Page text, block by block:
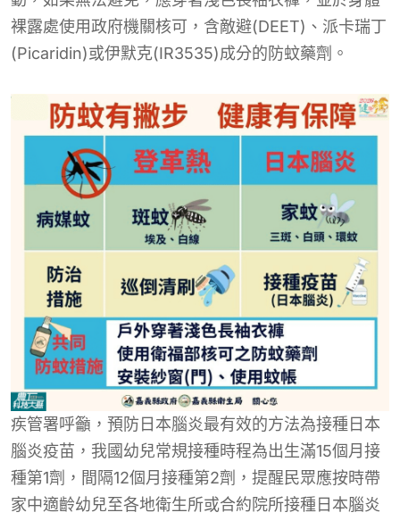
裸露處使用政府機關核可，含敵避(DEET)、派卡瑞丁
(Picaridin)或伊默克(IR3535)成分的防蚊藥劑。
疾管署呼籲，預防日本腦炎最有效的方法為接種日本
腦炎疫苗，我國幼兒常規接種時程為出生滿15個月接
種第1劑，間隔12個月接種第2劑，提醒民眾應按時帶
家中適齡幼兒至各地衛生所或合約院所接種日本腦炎